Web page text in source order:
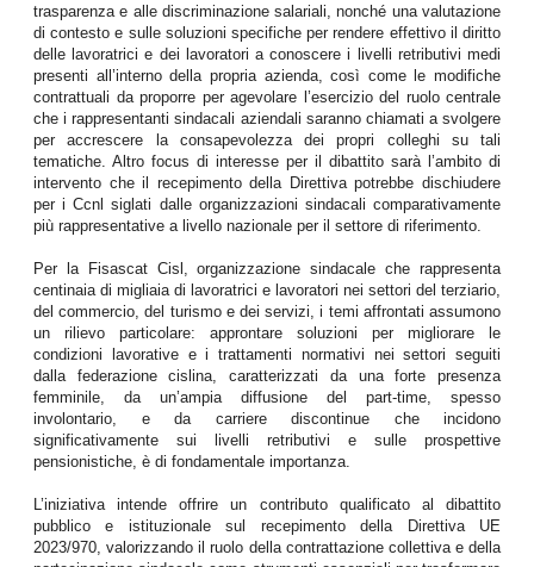
trasparenza e alle discriminazione salariali, nonché una valutazione
di contesto e sulle soluzioni specifiche per rendere effettivo il diritto
delle lavoratrici e dei lavoratori a conoscere i livelli retributivi medi
presenti all’interno della propria azienda, così come le modifiche
contrattuali da proporre per agevolare l’esercizio del ruolo centrale
che i rappresentanti sindacali aziendali saranno chiamati a svolgere
per accrescere la consapevolezza dei propri colleghi su tali
tematiche. Altro focus di interesse per il dibattito sarà l’ambito di
intervento che il recepimento della Direttiva potrebbe dischiudere
per i Ccnl siglati dalle organizzazioni sindacali comparativamente
più rappresentative a livello nazionale per il settore di riferimento.
Per la Fisascat Cisl, organizzazione sindacale che rappresenta
centinaia di migliaia di lavoratrici e lavoratori nei settori del terziario,
del commercio, del turismo e dei servizi, i temi affrontati assumono
un rilievo particolare: approntare soluzioni per migliorare le
condizioni lavorative e i trattamenti normativi nei settori seguiti
dalla federazione cislina, caratterizzati da una forte presenza
femminile, da un’ampia diffusione del part-time, spesso
involontario, e da carriere discontinue che incidono
significativamente sui livelli retributivi e sulle prospettive
pensionistiche, è di fondamentale importanza.
L’iniziativa intende offrire un contributo qualificato al dibattito
pubblico e istituzionale sul recepimento della Direttiva UE
2023/970, valorizzando il ruolo della contrattazione collettiva e della